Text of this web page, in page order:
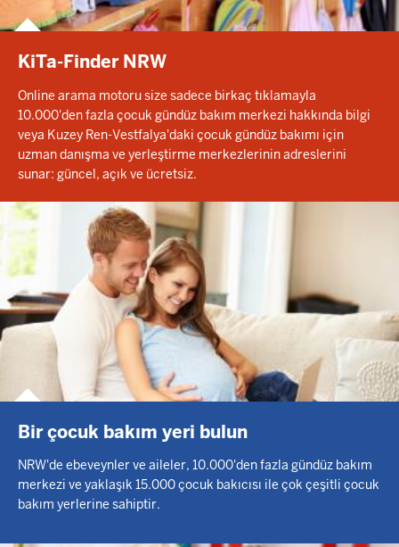
KiTa-Finder NRW
Online arama motoru size sadece birkaç tıklamayla
10.000'den fazla çocuk gündüz bakım merkezi hakkında bilgi
veya Kuzey Ren-Vestfalya'daki çocuk gündüz bakımı için
uzman danışma ve yerleştirme merkezlerinin adreslerini
sunar: güncel, açık ve ücretsiz.
Bir çocuk bakım yeri bulun
NRW'de ebeveynler ve aileler, 10.000'den fazla gündüz bakım
merkezi ve yaklaşık 15.000 çocuk bakıcısı ile çok çeşitli çocuk
bakım yerlerine sahiptir.